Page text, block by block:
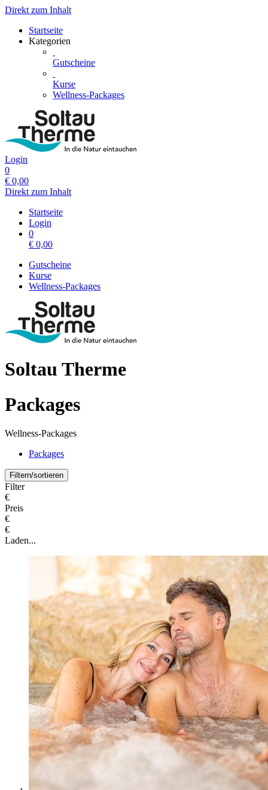
Direkt zum Inhalt
Startseite
Kategorien
Gutscheine
Kurse
Wellness-Packages
Login
0
€ 0,00
Direkt zum Inhalt
Startseite
Login
0
€ 0,00
Gutscheine
Kurse
Wellness-Packages
Soltau Therme
Packages
Wellness-Packages
Packages
Filtern/sortieren
Filter
€
Preis
€
€
Laden...